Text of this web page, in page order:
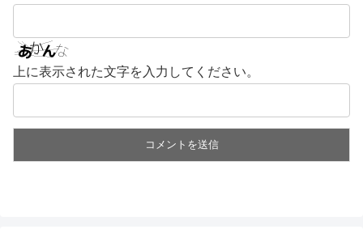
上に表示された文字を入力してください。